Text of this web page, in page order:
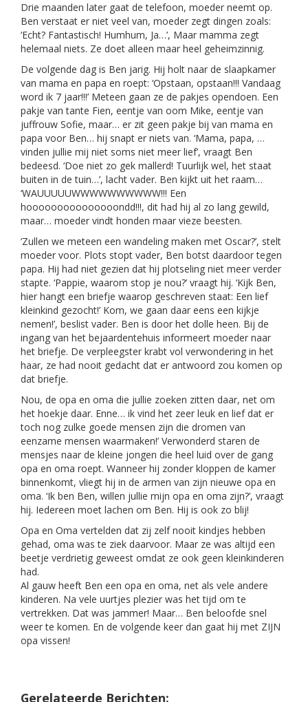
Drie maanden later gaat de telefoon, moeder neemt op.
Ben verstaat er niet veel van, moeder zegt dingen zoals:
‘Echt? Fantastisch! Humhum, Ja…’, Maar mamma zegt
helemaal niets. Ze doet alleen maar heel geheimzinnig.
De volgende dag is Ben jarig. Hij holt naar de slaapkamer
van mama en papa en roept: ‘Opstaan, opstaan!!! Vandaag
word ik 7 jaar!!!’ Meteen gaan ze de pakjes opendoen. Een
pakje van tante Fien, eentje van oom Mike, eentje van
juffrouw Sofie, maar… er zit geen pakje bij van mama en
papa voor Ben… hij snapt er niets van. ‘Mama, papa, …
vinden jullie mij niet soms niet meer lief’, vraagt Ben
bedeesd. ‘Doe niet zo gek mallerd! Tuurlijk wel, het staat
buiten in de tuin…’, lacht vader. Ben kijkt uit het raam…
‘WAUUUUUWWWWWWWWWW!!! Een
hooooooooooooooondd!!!, dit had hij al zo lang gewild,
maar… moeder vindt honden maar vieze beesten.
‘Zullen we meteen een wandeling maken met Oscar?’, stelt
moeder voor. Plots stopt vader, Ben botst daardoor tegen
papa. Hij had niet gezien dat hij plotseling niet meer verder
stapte. ‘Pappie, waarom stop je nou?’ vraagt hij. ‘Kijk Ben,
hier hangt een briefje waarop geschreven staat: Een lief
kleinkind gezocht!’ Kom, we gaan daar eens een kijkje
nemen!’, beslist vader. Ben is door het dolle heen. Bij de
ingang van het bejaardentehuis informeert moeder naar
het briefje. De verpleegster krabt vol verwondering in het
haar, ze had nooit gedacht dat er antwoord zou komen op
dat briefje.
Nou, de opa en oma die jullie zoeken zitten daar, net om
het hoekje daar. Enne… ik vind het zeer leuk en lief dat er
toch nog zulke goede mensen zijn die dromen van
eenzame mensen waarmaken!’ Verwonderd staren de
mensjes naar de kleine jongen die heel luid over de gang
opa en oma roept. Wanneer hij zonder kloppen de kamer
binnenkomt, vliegt hij in de armen van zijn nieuwe opa en
oma. ‘Ik ben Ben, willen jullie mijn opa en oma zijn?’, vraagt
hij. Iedereen moet lachen om Ben. Hij is ook zo blij!
Opa en Oma vertelden dat zij zelf nooit kindjes hebben
gehad, oma was te ziek daarvoor. Maar ze was altijd een
beetje verdrietig geweest omdat ze ook geen kleinkinderen
had.
Al gauw heeft Ben een opa en oma, net als vele andere
kinderen. Na vele uurtjes plezier was het tijd om te
vertrekken. Dat was jammer! Maar… Ben beloofde snel
weer te komen. En de volgende keer dan gaat hij met ZIJN
opa vissen!
Gerelateerde Berichten: